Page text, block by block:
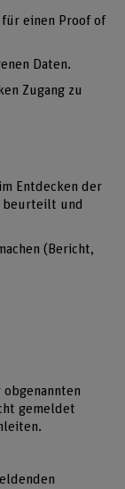
einen Proof of
Daten.
Zugang zu
Entdecken der
beurteilt und
(Bericht,
gemeldet